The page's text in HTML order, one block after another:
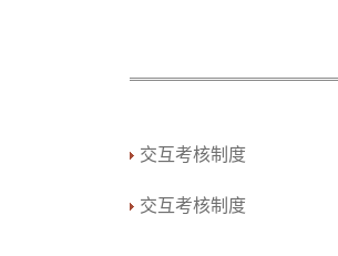
交互考核制度
交互考核制度